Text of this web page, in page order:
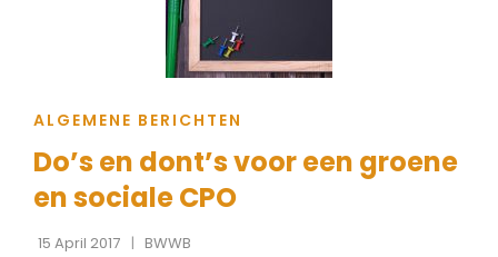
CAT
ALGEMENE BERICHTEN
Do’s en dont’s voor een groene
en sociale CPO
15 April 2017 BWWB